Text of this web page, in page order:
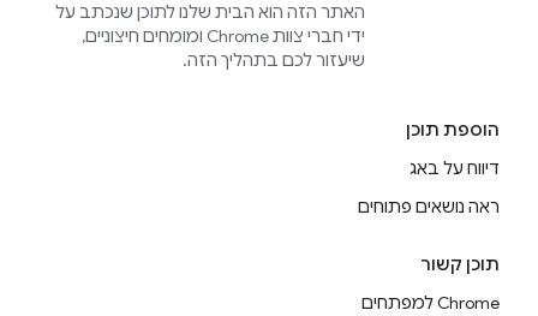
האתר הזה הוא הבית שלנו לתוכן שנכתב על
ידי חברי צוות Chrome ומומחים חיצוניים,
שיעזור לכם בתהליך הזה.
הוספת תוכן
דיווח על באג
ראה נושאים פתוחים
תוכן קשור
Chrome למפתחים